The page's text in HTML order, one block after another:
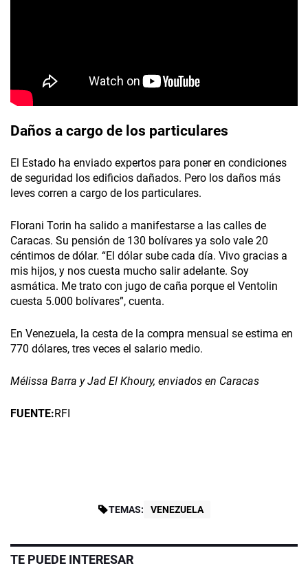
Daños a cargo de los particulares
El Estado ha enviado expertos para poner en condiciones
de seguridad los edificios dañados. Pero los daños más
leves corren a cargo de los particulares.
Florani Torin ha salido a manifestarse a las calles de
Caracas. Su pensión de 130 bolívares ya solo vale 20
céntimos de dólar. “El dólar sube cada día. Vivo gracias a
mis hijos, y nos cuesta mucho salir adelante. Soy
asmática. Me trato con jugo de caña porque el Ventolin
cuesta 5.000 bolívares”, cuenta.
En Venezuela, la cesta de la compra mensual se estima en
770 dólares, tres veces el salario medio.
Mélissa Barra y Jad El Khoury, enviados en Caracas
FUENTE:RFI
TEMAS: VENEZUELA
TE PUEDE INTERESAR